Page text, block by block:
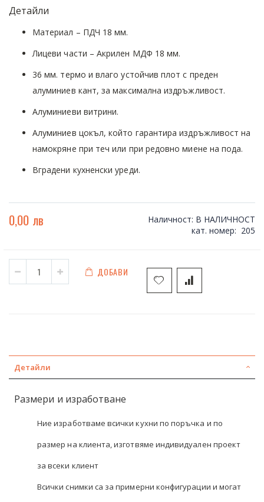
images
Детайли
Материал – ПДЧ 18 мм.
Лицеви части – Акрилен МДФ 18 мм.
36 мм. термо и влаго устойчив плот с преден
алуминиев кант, за максимална издръжливост.
Алуминиеви витрини.
Алуминиев цокъл, който гарантира издръжливост на
намокряне при теч или при редовно миене на пода.
Вградени кухненски уреди.
0,00 лв Наличност: В НАЛИЧНОСТ
кат. номер
205
ДОБАВИ
Детайли
Размери и изработване
Ние изработваме всички кухни по поръчка и по
размер на клиента, изготвяме индивидуален проект
за всеки клиент
Всички снимки са за примерни конфигурации и могат